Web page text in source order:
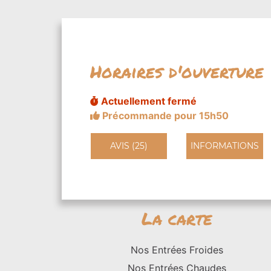
Horaires d'ouverture
Actuellement fermé
Précommande pour 15h50
AVIS (25) INFORMATIONS
La carte
Nos Entrées Froides
Nos Entrées Chaudes